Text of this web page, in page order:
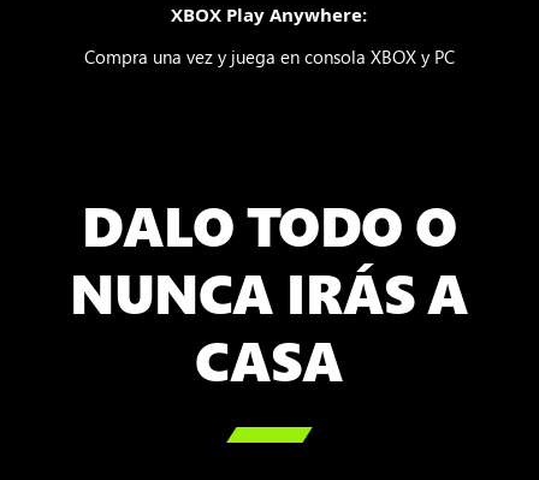
XBOX Play Anywhere:
Compra una vez y juega en consola XBOX y PC
DALO TODO O
NUNCA IRÁS A
CASA
